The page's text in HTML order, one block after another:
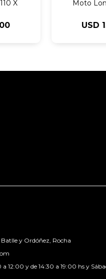
X Moto
USD
y Ordóñez, Rocha
a 12:00 y de 14:30 a 19:00 hs y